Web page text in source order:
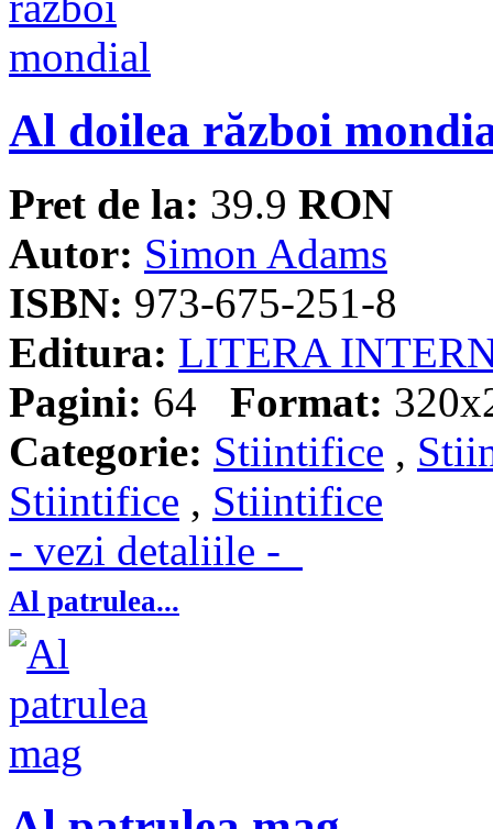
Al doilea război
Pret de la: 39.9 RON
Autor: Simon Adams
ISBN: 973-675-251-8
Editura: LITERA
Pagini: 64 Format:
Categorie: Stiintifice ,
Stiintifice , Stiintifice
- vezi detaliile -
Al patrulea...